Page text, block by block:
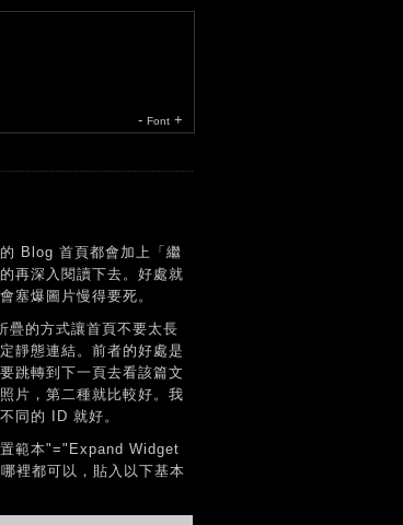
- Font +
Blog 首頁都會加上「繼
再深入閱讀下去。好處就
塞爆圖片慢得要死。
疊的方式讓首頁不要太長
靜態連結。前者的好處是
跳轉到下一頁去看該篇文
片，第二種就比較好。我
同的 ID 就好。
範本"="Expand Widget
裡都可以，貼入以下基本